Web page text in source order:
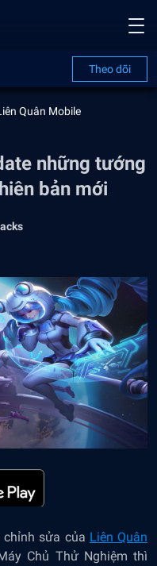
Theo dõi
Quân Mobile
những tướng
bản mới
sửa của Liên Quân
Chủ Thử Nghiệm thì